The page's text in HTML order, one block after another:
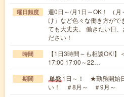
曜日頻度
週0日～/月1日～OK！ （
け」など色々な働き方が
ても大丈夫。 働きたい日
ださい！
時間
【1日3時間～も相談OK!
17:00 17:00～22…
期間 単発1日～！ ★勤務開始
い！ ＃8月～ ＃9月～